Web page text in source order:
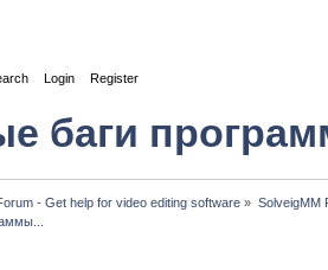
Login Register
баги
- Get help for video editing software » SolveigMM